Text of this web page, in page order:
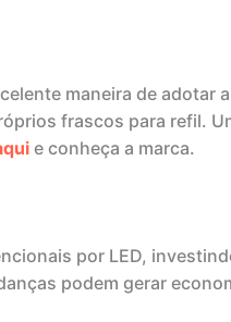
maneira de
frascos para refil.
e conheça a marca.
por LED,
podem gerar